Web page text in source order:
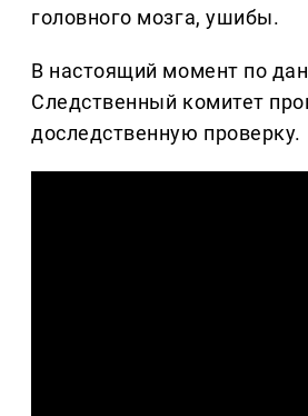
головного мозга, ушибы.
В настоящий момент по
Следственный комитет
доследственную проверку.